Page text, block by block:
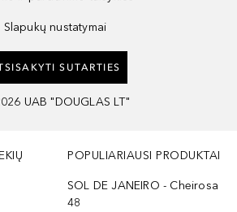
Slapukų nustatymai
SUTARTIES
UAB "DOUGLAS LT"
POPULIARIAUSI PRODUKTAI
SOL DE JANEIRO - Cheirosa
48